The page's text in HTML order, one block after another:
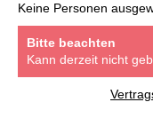
Keine Personen
Bitte beachten
Kann derzeit nicht